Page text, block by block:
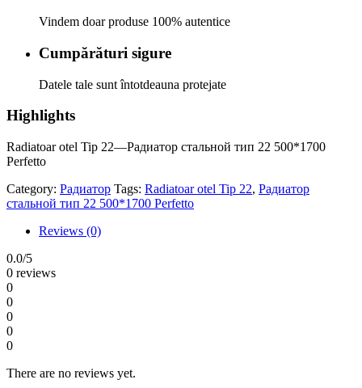
Vindem doar produse 100% autentice
Cumpărături sigure
Datele tale sunt întotdeauna protejate
Highlights
Radiatoar otel Tip 22—Радиатор стальной тип 22 500*1700
Perfetto
Category: Радиатор Tags: Radiatoar otel Tip 22, Радиатор
стальной тип 22 500*1700 Perfetto
Reviews (0)
0.0/5
0 reviews
0
0
0
0
0
There are no reviews yet.